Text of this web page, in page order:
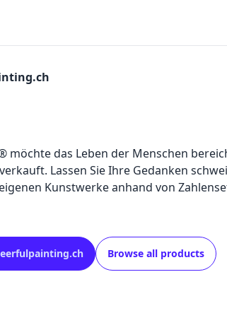
möchte das Leben der Menschen
Lassen Sie Ihre Gedanken
Kunstwerke anhand von
Browse all products